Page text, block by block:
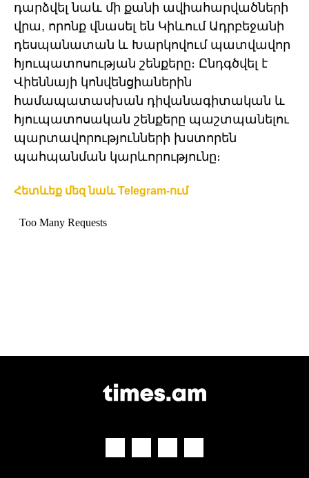
դարձվել նաև մի քանի ավիահարվածների
վրա, որոնք վնասել են Կիևում Ադրբեջանի
դեսպանատան և Խարկովում պատվավոր
հյուպատոսության շենքերը։ Ընդգծվել է
Վիեննայի կոնվենցիաներին
համապատասխան դիվանագիտական ​​և
հյուպատոսական շենքերը պաշտպանելու
պարտավորությունների խստորեն
պահպանման կարևորությունը։
Հետևեք մեզ նաև Telegram-ում